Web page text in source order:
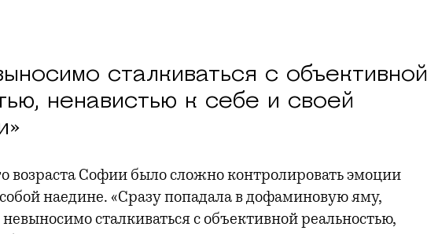
сталкиваться с объективной
ненавистью к себе и своей
возраста Софии было сложно контролировать эмоции
наедине. «Сразу попадала в дофаминовую яму,
сталкиваться с объективной реальностью,